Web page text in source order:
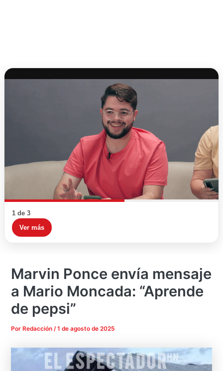
1 de 3
Ver más
Marvin Ponce envía mensaje
a Mario Moncada: “Aprende
de pepsi”
Por Redacción/1 de agosto de 2025